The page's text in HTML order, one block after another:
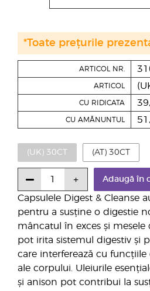
Capsulele Digest & Cleanse
pentru a susține o digestie
mâncatul în exces și mesele
pot irita sistemul digestiv și
care interferează cu
ale corpului. Uleiurile
și anison pot contribui la
ARTICOL NR.
ARTICOL
CU RIDICATA
CU AMĂNUNTUL
(UK) 30CT (AT) 30CT
Adaugă în
*Toate prețurile